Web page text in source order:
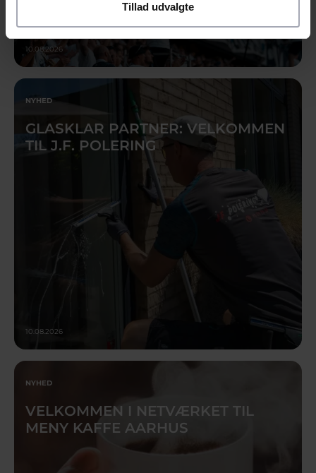
Tillad udvalgte
10.08.2026
NYHED
GLASKLAR PARTNER: VELKOMMEN
TIL J.F. POLERING
10.08.2026
NYHED
VELKOMMEN I NETVÆRKET TIL
MENY KAFFE AARHUS